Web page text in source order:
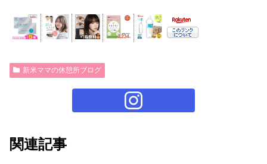
新米ママの休憩所ブログ
関連記事